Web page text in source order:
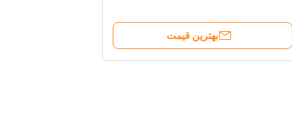
بهترین قیمت